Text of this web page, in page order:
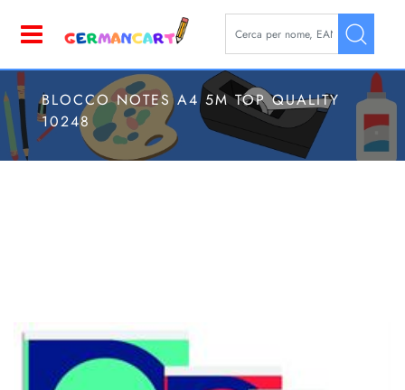
La modifica di un filtro
BLOCCO NOTES A4 5M TOP QUALITY
10248